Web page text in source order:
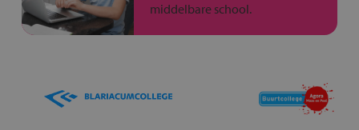
middelbare school.